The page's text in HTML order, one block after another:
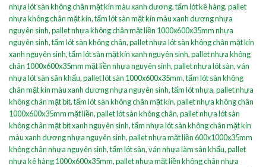
nhựa lót sàn không chân mặt kín màu xanh dương,tấm lót kê hàng,pallet
nhựa không chân mặt kín,tấm lót sàn mặt kín màu xanh dương nhựa
nguyên sinh,pallet nhựa không chân mặt liền 1000x600x35mm nhựa
nguyên sinh,tấm lót sàn không chân,pallet nhựa lót sàn không chân mặt kín
xanh nguyên sinh,tấm lót sàn mặt kín xanh nguyên sinh,pallet nhựa không
chân 1000x600x35mm mặt liền nhựa nguyên sinh,pallet nhựa lót sàn,ván
nhựa lót sàn sân khấu,pallet lót sàn 1000x600x35mm,tấm lót sàn không
chân mặt kín màu xanh dương nhựa nguyên sinh,tấm lót nhựa,pallet nhựa
không chân mặt bít,tấm lót sàn không chân mặt kín,pallet nhựa không chân
1000x600x35mm mặt liền,pallet lót sàn không chân,pallet nhựa lót sàn
không chân mặt bít xanh nguyên sinh,tấm nhựa lót sàn không chân mặt kín
màu xanh dương nhựa nguyên sinh,pallet nhựa mặt liền 600x1000x35mm
không chân nhựa nguyên sinh,tấm lót sàn,ván nhựa làm sân khấu,pallet
nhựa kê hàng 1000x600x35mm,pallet nhựa mặt liền không chân nhựa